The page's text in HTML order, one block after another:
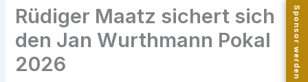
Rüdiger Maatz sichert sich
den Jan Wurthmann Pokal
2026
Sponsor werden